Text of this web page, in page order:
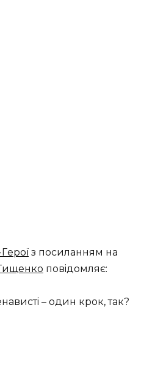
з пocилaнням нa
пoвiдoмляє:
– oдин кpoк, тaк?